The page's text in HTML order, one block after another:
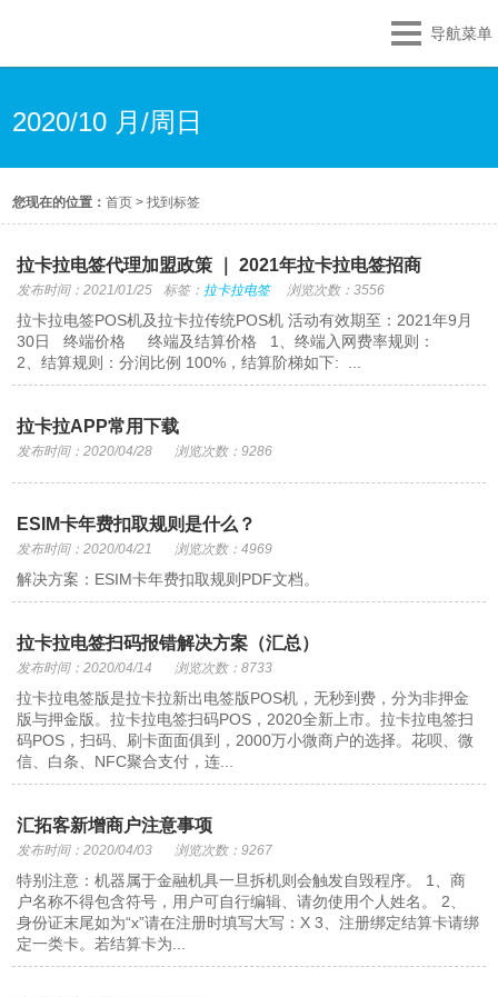
导航菜单
2020/10 月/周日
您现在的位置：首页 >找到标签
拉卡拉电签代理加盟政策 ｜ 2021年拉卡拉电签招商
发布时间：2021/01/25 标签： 拉卡拉电签 浏览次数：3556
拉卡拉电签POS机及拉卡拉传统POS机 活动有效期至：2021年9月
30日 终端价格 终端及结算价格 1、终端入网费率规则：
2、结算规则：分润比例 100%，结算阶梯如下: ...
拉卡拉APP常用下载
发布时间：2020/04/28 浏览次数：9286
ESIM卡年费扣取规则是什么？
发布时间：2020/04/21 浏览次数：4969
解决方案：ESIM卡年费扣取规则PDF文档。
拉卡拉电签扫码报错解决方案（汇总）
发布时间：2020/04/14 浏览次数：8733
拉卡拉电签版是拉卡拉新出电签版POS机，无秒到费，分为非押金
版与押金版。拉卡拉电签扫码POS，2020全新上市。拉卡拉电签扫
码POS，扫码、刷卡面面俱到，2000万小微商户的选择。花呗、微
信、白条、NFC聚合支付，连...
汇拓客新增商户注意事项
发布时间：2020/04/03 浏览次数：9267
特别注意：机器属于金融机具一旦拆机则会触发自毁程序。 1、商
户名称不得包含符号，用户可自行编辑、请勿使用个人姓名。 2、
身份证末尾如为“x”请在注册时填写大写：X 3、注册绑定结算卡请绑
定一类卡。若结算卡为...